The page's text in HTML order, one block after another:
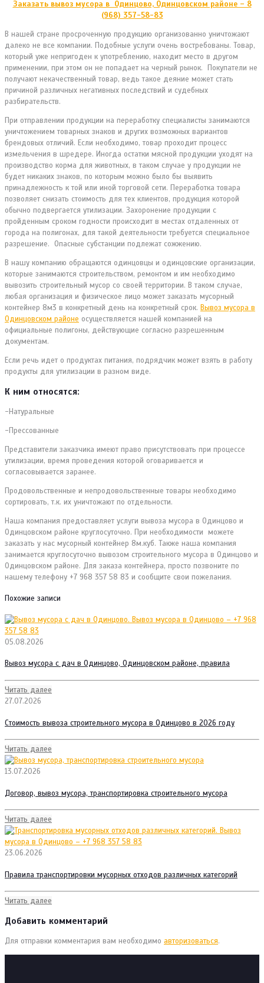
Заказать вывоз мусора в Одинцово, Одинцовском районе – 8
(968) 357-58-83
В нашей стране просроченную продукцию организованно уничтожают
далеко не все компании. Подобные услуги очень востребованы. Товар,
который уже непригоден к употреблению, находит место в другом
применении, при этом он не попадает на черный рынок. Покупатели не
получают некачественный товар, ведь такое деяние может стать
причиной различных негативных последствий и судебных
разбирательств.
При отправлении продукции на переработку специалисты занимаются
уничтожением товарных знаков и других возможных вариантов
брендовых отличий. Если необходимо, товар проходит процесс
измельчения в шредере. Иногда остатки мясной продукции уходят на
производство корма для животных, в таком случае у продукции не
будет никаких знаков, по которым можно было бы выявить
принадлежность к той или иной торговой сети. Переработка товара
позволяет снизать стоимость для тех клиентов, продукция которой
обычно подвергается утилизации. Захоронение продукции с
пройденным сроком годности происходит в местах отдаленных от
города на полигонах, для такой деятельности требуется специальное
разрешение. Опасные субстанции подлежат сожжению.
В нашу компанию обращаются одинцовцы и одинцовские организации,
которые занимаются строительством, ремонтом и им необходимо
вывозить строительный мусор со своей территории. В таком случае,
любая организация и физическое лицо может заказать мусорный
контейнер 8м3 в конкретный день на конкретный срок. Вывоз мусора в
Одинцовском районе осуществляется нашей компанией на
официальные полигоны, действующие согласно разрешенным
документам.
Если речь идет о продуктах питания, подрядчик может взять в работу
продукты для утилизации в разном виде.
К ним относятся:
-Натуральные
-Прессованные
Представители заказчика имеют право присутствовать при процессе
утилизации, время проведения которой оговаривается и
согласовывается заранее.
Продовольственные и непродовольственные товары необходимо
сортировать, т.к. их уничтожают по отдельности.
Наша компания предоставляет услуги вывоза мусора в Одинцово и
Одинцовском районе круглосуточно. При необходимости можете
заказать у нас мусорный контейнер 8м.куб. Также наша компания
занимается круглосуточно вывозом строительного мусора в Одинцово и
Одинцовском районе. Для заказа контейнера, просто позвоните по
нашему телефону +7 968 357 58 83 и сообщите свои пожелания.
Похожие записи
05.08.2026
Вывоз мусора с дач в Одинцово, Одинцовском районе, правила
Читать далее
27.07.2026
Стоимость вывоза строительного мусора в Одинцово в 2026 году
Читать далее
13.07.2026
Договор, вывоз мусора, транспортировка строительного мусора
Читать далее
23.06.2026
Правила транспортировки мусорных отходов различных категорий
Читать далее
Добавить комментарий
Для отправки комментария вам необходимо авторизоваться.